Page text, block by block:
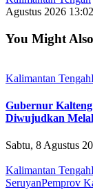
Agustus 2026 13:02
You Might
Kalimantan Tengah
Gubernur
Diwujudkan
Sabtu, 8 Agustus
Kalimantan Tengah
SeruyanPemprov